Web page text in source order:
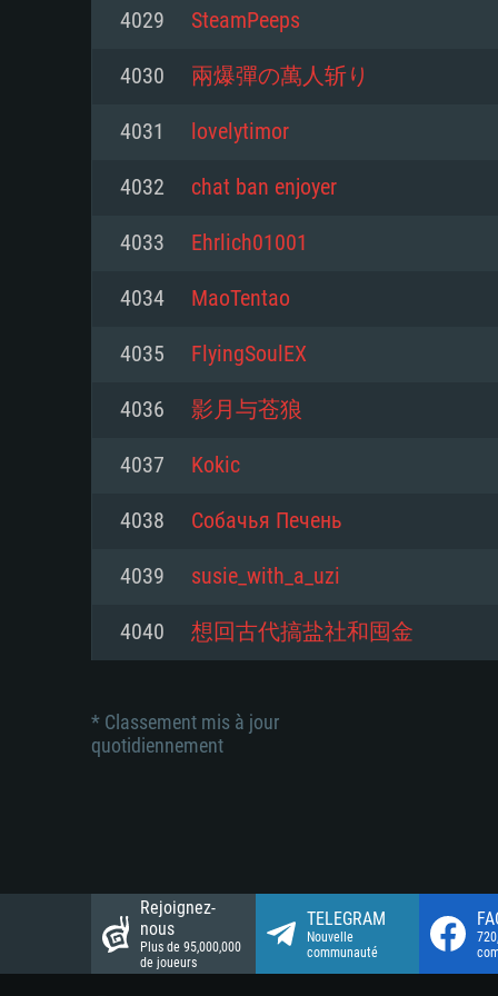
Minimum
Carte graphique supportant
Radeon 77XX / NVIDIA GeForce
résolution minimale supportée
Disque dur: 23.1 Go (client
Minimum
processeurs Intel Xeon ne sont
Mémoire: 6 GB
Carte graphique: Intel Iris Pro
analogue AMD/Nvidia. La
Disque dur: 62,2 Go (client
Minimum
modernes
Processeur: Dual-Core 2.4 GHz
Mémoire: 4 GB
Carte graphique: NVIDIA 660
drivers (moins de 6 mois) / de
de 720p)
Connection: Connexion Internet
Disque dur: 62,2 Go (client
4029 SteamPeeps
4030 兩爆彈の萬人斩り
4031 lovelytimor
4032 chat ban enjoyer
4033 Ehrlich01001
4034 MaoTentao
4035 FlyingSoulEX
4036 影月与苍狼
4037 Kokic
4038 Собачья Печень
4039 susie_with_a_uzi
4040 想回古代搞盐社和囤金
* Classement mis à jour
quotidiennement
Rejoignez-
nous
Plus de 95,000,000
de joueurs
TELEGRAM
Nouvelle
communauté